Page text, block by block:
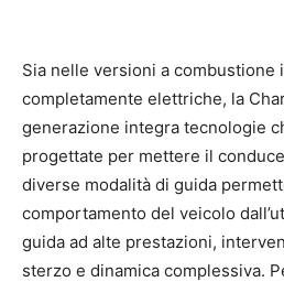
Sia nelle versioni a combustione
completamente elettriche, la
generazione integra tecnologie
progettate per mettere il
diverse modalità di guida
comportamento del veicolo
guida ad alte prestazioni,
sterzo e dinamica complessiva.